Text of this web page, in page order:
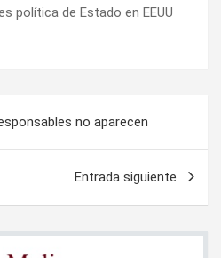
política de Estado en EEUU
no aparecen
Entrada siguiente